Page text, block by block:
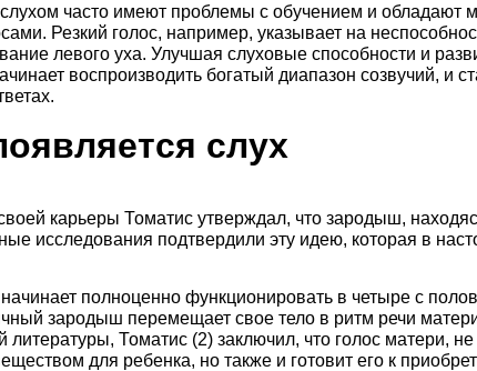
часто имеют проблемы с обучением и обладают
Резкий голос, например, указывает на
левого уха. Улучшая слуховые способности и
воспроизводить богатый диапазон созвучий, и
слух
карьеры Томатис утверждал, что зародыш,
исследования подтвердили эту идею, которая в
полноценно функционировать в четыре с
зародыш перемещает свое тело в ритм речи
литературы, Томатис (2) заключил, что голос матери,
для ребенка, но также и готовит его к